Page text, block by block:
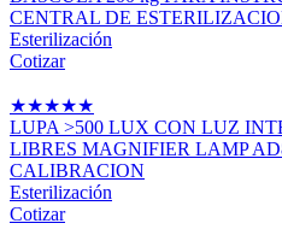
CENTRAL DE
Esterilización
Cotizar
★★★★★
LUPA >500 LUX CON LUZ
LIBRES MAGNIFIER LAMP
CALIBRACION
Esterilización
Cotizar